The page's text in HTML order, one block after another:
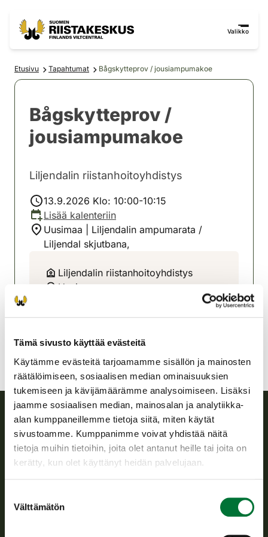
Tämä sivusto käyttää evästeitä
Käytämme evästeitä tarjoamamme sisällön ja mainosten
räätälöimiseen, sosiaalisen median ominaisuuksien
tukemiseen ja kävijämäärämme analysoimiseen. Lisäksi
jaamme sosiaalisen median, mainosalan ja analytiikka-
alan kumppaneillemme tietoja siitä, miten käytät
sivustoamme. Kumppanimme voivat yhdistää näitä
tietoja muihin tietoihin, joita olet antanut heille tai joita on
kerätty, kun olet käyttänyt heidän palvelujaan.
valinta
Välttämätön
Valikko
Etusivu Tapahtumat Bågskytteprov / jousiampumakoe
Bågskytteprov /
jousiampumakoe
Liljendalin riistanhoitoyhdistys
13.9.2026 Klo: 10:00-10:15
Lisää kalenteriin
Uusimaa | Liljendalin ampumarata /
Liljendal skjutbana,
Liljendalin riistanhoitoyhdistys
Uusimaa
liljendal@rhy.riista.fi
Suomen riistakeskus
Suomen riistakeskus edistää kestävää riistataloutta, tukee